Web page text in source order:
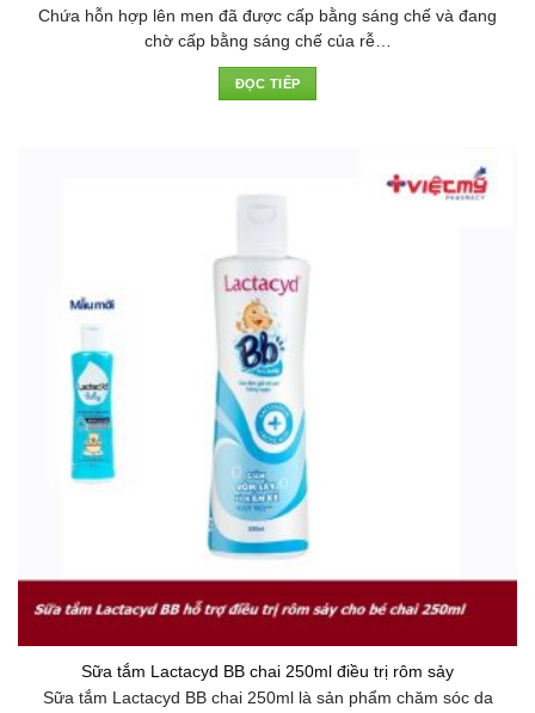
Chứa hỗn hợp lên men đã được cấp bằng sáng chế và đang
chờ cấp bằng sáng chế của rễ…
ĐỌC TIẾP
Sữa tắm Lactacyd BB chai 250ml điều trị rôm sảy
Sữa tắm Lactacyd BB chai 250ml là sản phẩm chăm sóc da